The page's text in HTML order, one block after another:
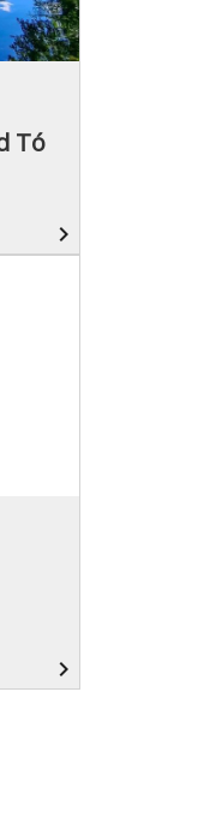
Tó
navigate_next
navigate_next